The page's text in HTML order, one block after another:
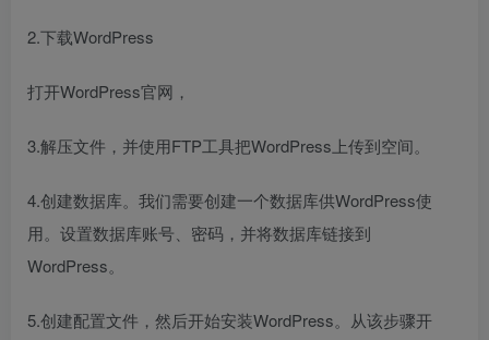
2.下载WordPress
打开WordPress官网，
3.解压文件，并使用FTP工具把WordPress上传到空间。
4.创建数据库。我们需要创建一个数据库供WordPress使
用。设置数据库账号、密码，并将数据库链接到
WordPress。
5.创建配置文件，然后开始安装WordPress。从该步骤开